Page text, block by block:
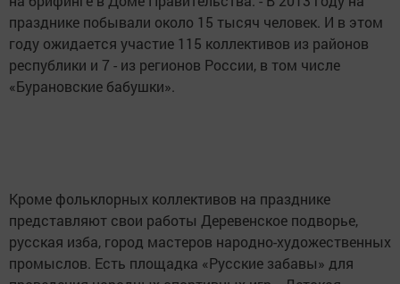
празднике побывали около 15 тысяч человек. И в этом
году ожидается участие 115 коллективов из районов
республики и 7 - из регионов России, в том числе
«Бурановские бабушки».
Кроме фольклорных коллективов на празднике
представляют свои работы Деревенское подворье,
русская изба, город мастеров народно-художественных
промыслов. Есть площадка «Русские забавы» для